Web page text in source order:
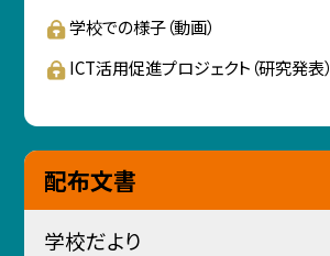
学校での様子（動画）
ICT活用促進プロジェクト（研究発表）
配布文書
学校だより